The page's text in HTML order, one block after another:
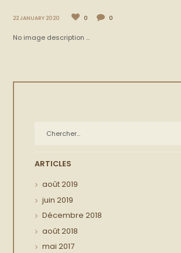
22 JANUARY 2020 0 0
No image description ...
ARTICLES
août2019
juin 2019
Décembre 2018
août2018
mai 2017